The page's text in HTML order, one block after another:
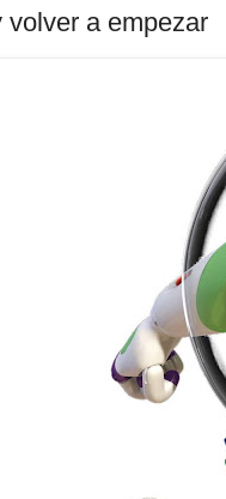
volver a empezar